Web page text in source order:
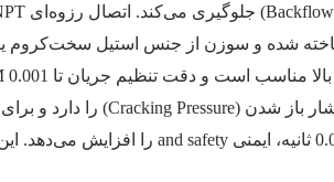
8 تا 12 میلی‌متر ساخته شده و سوزن از جنس